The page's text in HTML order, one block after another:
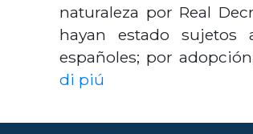
naturaleza por Real
hayan estado sujetos
españoles; por
di piú